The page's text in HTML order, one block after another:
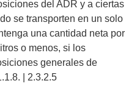
del ADR y a ciertas
se transporten en un solo
una cantidad neta por
o menos, si los
generales de
| 2.3.2.5